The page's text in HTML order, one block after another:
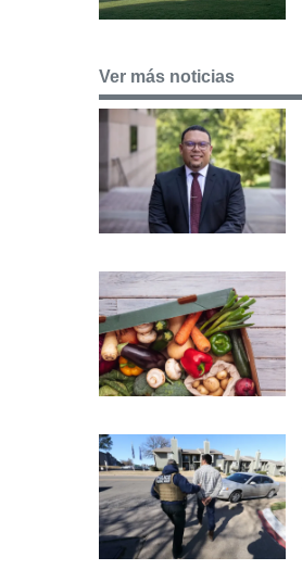
Ver más noticias